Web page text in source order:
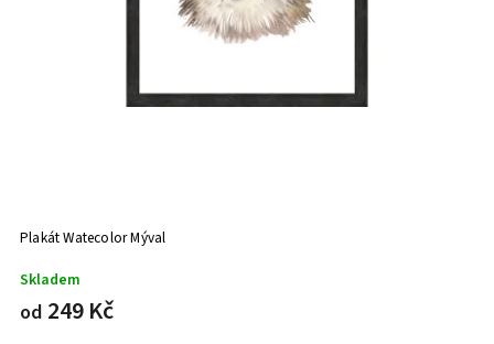
Plakát Watecolor Mýval
Skladem
od 249 Kč